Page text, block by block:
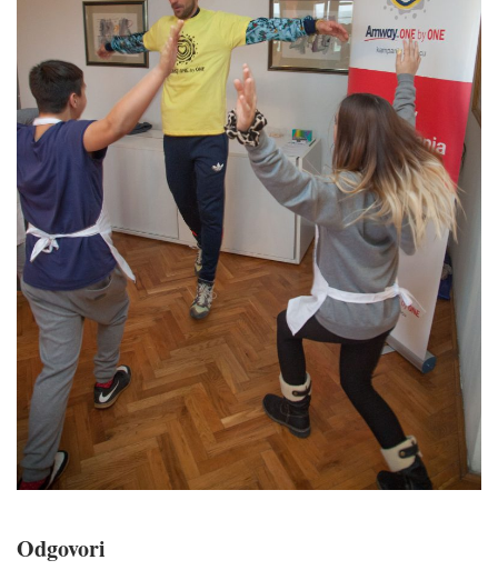
Odgovori